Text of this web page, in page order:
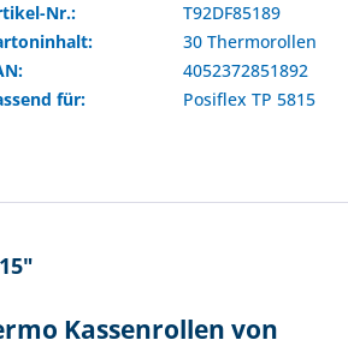
Nr.:
T92DF85189
30 Thermorollen
4052372851892
für:
Posiflex TP 5815
Kassenrollen von